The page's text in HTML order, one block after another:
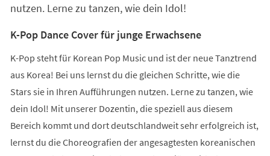
nutzen. Lerne zu tanzen, wie dein Idol!
K-Pop Dance Cover für junge Erwachsene
K-Pop steht für Korean Pop Music und ist der neue Tanztrend
aus Korea! Bei uns lernst du die gleichen Schritte, wie die
Stars sie in Ihren Aufführungen nutzen. Lerne zu tanzen, wie
dein Idol! Mit unserer Dozentin, die speziell aus diesem
Bereich kommt und dort deutschlandweit sehr erfolgreich ist,
lernst du die Choreografien der angesagtesten koreanischen